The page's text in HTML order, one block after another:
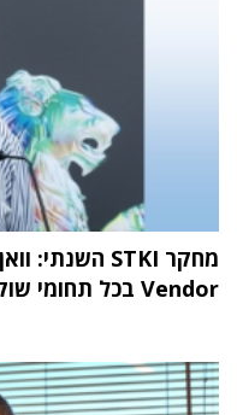
Vendor בכל תחומי שוק ה-IT